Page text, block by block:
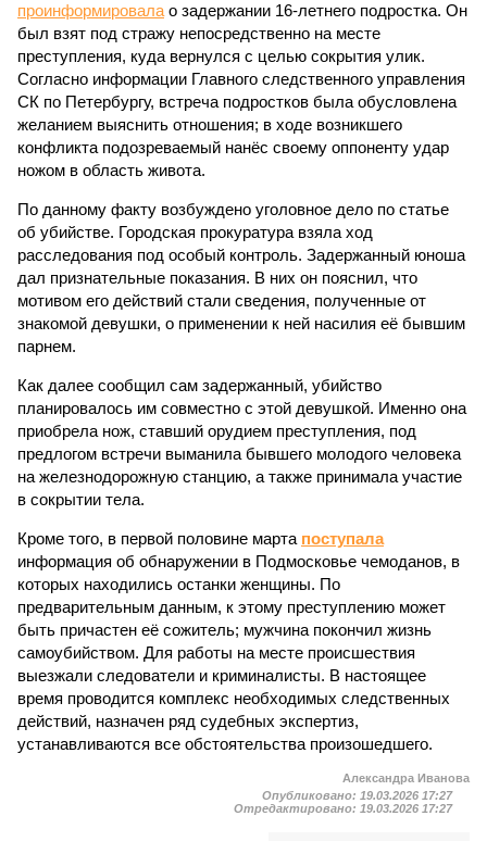
проинформировала о задержании 16-летнего подростка. Он
был взят под стражу непосредственно на месте
преступления, куда вернулся с целью сокрытия улик.
Согласно информации Главного следственного управления
СК по Петербургу, встреча подростков была обусловлена
желанием выяснить отношения; в ходе возникшего
конфликта подозреваемый нанёс своему оппоненту удар
ножом в область живота.
По данному факту возбуждено уголовное дело по статье
об убийстве. Городская прокуратура взяла ход
расследования под особый контроль. Задержанный юноша
дал признательные показания. В них он пояснил, что
мотивом его действий стали сведения, полученные от
знакомой девушки, о применении к ней насилия её бывшим
парнем.
Как далее сообщил сам задержанный, убийство
планировалось им совместно с этой девушкой. Именно она
приобрела нож, ставший орудием преступления, под
предлогом встречи выманила бывшего молодого человека
на железнодорожную станцию, а также принимала участие
в сокрытии тела.
Кроме того, в первой половине марта поступала
информация об обнаружении в Подмосковье чемоданов, в
которых находились останки женщины. По
предварительным данным, к этому преступлению может
быть причастен её сожитель; мужчина покончил жизнь
самоубийством. Для работы на месте происшествия
выезжали следователи и криминалисты. В настоящее
время проводится комплекс необходимых следственных
действий, назначен ряд судебных экспертиз,
устанавливаются все обстоятельства произошедшего.
Александра Иванова
Опубликовано: 19.03.2026 17:27
Отредактировано: 19.03.2026 17:27